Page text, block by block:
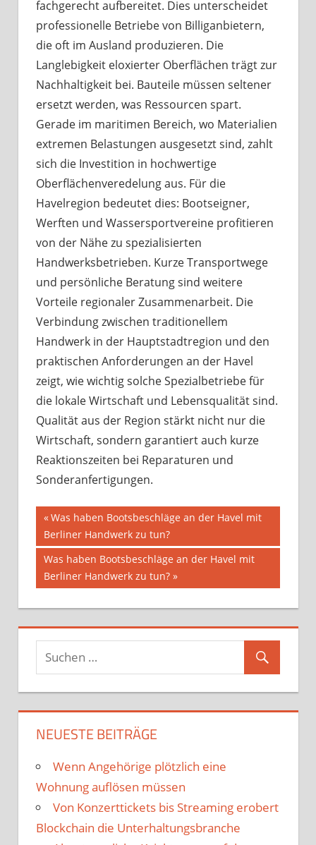
fachgerecht aufbereitet. Dies unterscheidet
professionelle Betriebe von Billiganbietern,
die oft im Ausland produzieren. Die
Langlebigkeit eloxierter Oberflächen trägt zur
Nachhaltigkeit bei. Bauteile müssen seltener
ersetzt werden, was Ressourcen spart.
Gerade im maritimen Bereich, wo Materialien
extremen Belastungen ausgesetzt sind, zahlt
sich die Investition in hochwertige
Oberflächenveredelung aus. Für die
Havelregion bedeutet dies: Bootseigner,
Werften und Wassersportvereine profitieren
von der Nähe zu spezialisierten
Handwerksbetrieben. Kurze Transportwege
und persönliche Beratung sind weitere
Vorteile regionaler Zusammenarbeit. Die
Verbindung zwischen traditionellem
Handwerk in der Hauptstadtregion und den
praktischen Anforderungen an der Havel
zeigt, wie wichtig solche Spezialbetriebe für
die lokale Wirtschaft und Lebensqualität sind.
Qualität aus der Region stärkt nicht nur die
Wirtschaft, sondern garantiert auch kurze
Reaktionszeiten bei Reparaturen und
Sonderanfertigungen.
Beitragsnavigation
Vorheriger
Beitrag:
Was haben Bootsbeschläge an der Havel mit
Berliner Handwerk zu tun?
Nächster
Beitrag:
Was haben Bootsbeschläge an der Havel mit
Berliner Handwerk zu tun?
NEUESTE BEITRÄGE
Wenn Angehörige plötzlich eine
Wohnung auflösen müssen
Von Konzerttickets bis Streaming erobert
Blockchain die Unterhaltungsbranche